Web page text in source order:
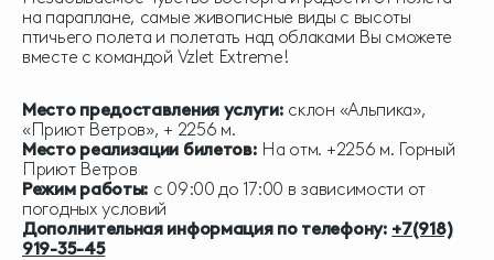
на параплане, самые живописные виды с высоты
птичьего полета и полетать над облаками Вы сможете
вместе с командой Vzlet Extreme!
Место предоставления услуги: склон «Альпика»,
«Приют Ветров», + 2256 м.
Место реализации билетов: На отм. +2256 м. Горный
Приют Ветров
Режим работы: с 09:00 до 17:00 в зависимости от
погодных условий
Дополнительная информация по телефону: +7(918)
919-35-45